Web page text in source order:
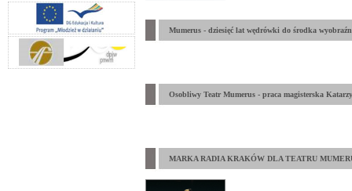
Mumerus - dziesięć lat wędrówki do środka
Osobliwy Teatr Mumerus - praca magisterska
MARKA RADIA KRAKÓW DLA TEATRU